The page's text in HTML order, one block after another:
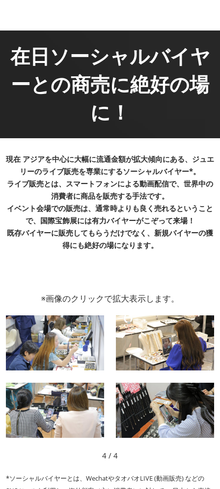
在日ソーシャルバイヤ
ーとの商売に絶好の場
に！
現在 アジアを中心に大幅に流通金額が拡大傾向にある、ジュエ
リーのライブ販売を専業にするソーシャルバイヤー*。
ライブ販売とは、スマートフォンによる動画配信で、世界中の
消費者に商品を販売する手法です。
イベント会場での販売は、通常時よりも良く売れるということ
で、国際宝飾展には有力バイヤーがこぞって来場！
既存バイヤーに販売してもらうだけでなく、新規バイヤーの獲
得にも絶好の場になります。
※画像のクリックで拡大表示します。
4 / 4
*ソーシャルバイヤーとは、WechatやタオバオLIVE (動画販売) などの